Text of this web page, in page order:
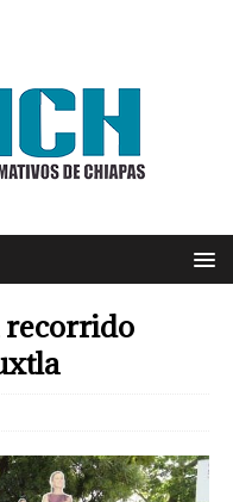
recorrido